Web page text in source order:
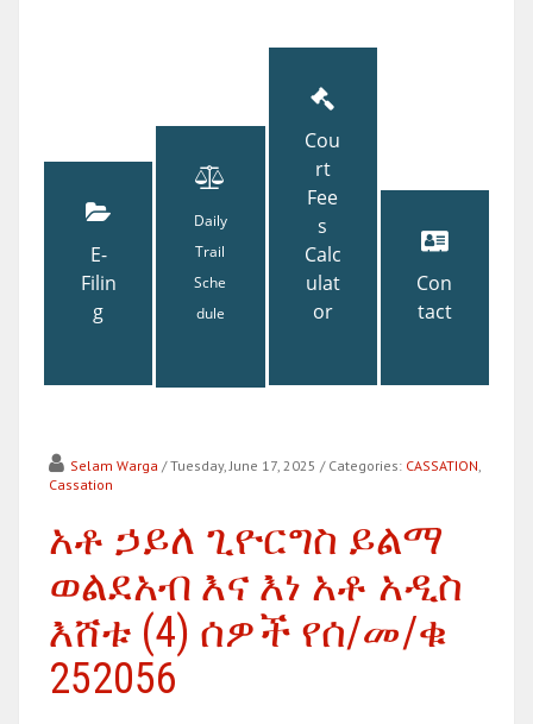
E-
Filin
g
Daily
Trail
Sche
dule
Cou
rt
Fee
s
Calc
ulat
or
Con
tact
Selam Warga / Tuesday, June 17, 2025 / Categories: CASSATION,
Cassation
አቶ ኃይለ ጊዮርግስ ይልማ
ወልደአብ እና እነ አቶ አዲስ
እሸቱ (4) ሰዎች የሰ/መ/ቁ
252056